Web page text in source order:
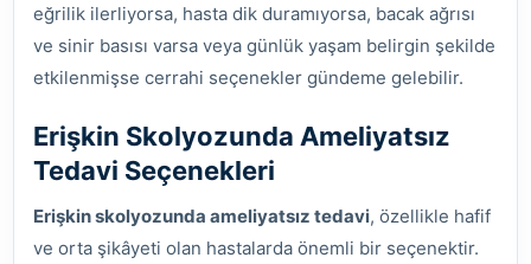
eğrilik ilerliyorsa, hasta dik duramıyorsa, bacak ağrısı
ve sinir basısı varsa veya günlük yaşam belirgin şekilde
etkilenmişse cerrahi seçenekler gündeme gelebilir.
Erişkin Skolyozunda Ameliyatsız
Tedavi Seçenekleri
Erişkin skolyozunda ameliyatsız tedavi, özellikle hafif
ve orta şikâyeti olan hastalarda önemli bir seçenektir.